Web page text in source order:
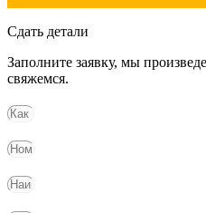
Сдать детали
Заполните заявку, мы
свяжемся.